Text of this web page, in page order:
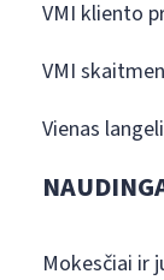
VMI kliento
VMI
Vienas
Mokesčiai ir